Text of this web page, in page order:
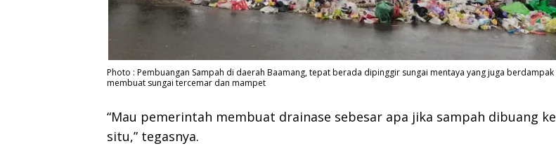
Photo : Pembuangan Sampah di daerah Baamang, tepat berada dipinggir sungai mentaya yang juga berdampak
membuat sungai tercemar dan mampet
“Mau pemerintah membuat drainase sebesar apa jika sampah dibuang ke
situ,” tegasnya.